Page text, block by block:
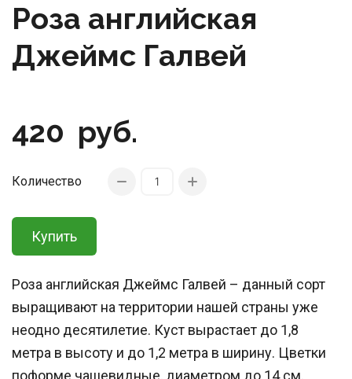
Роза английская
Джеймс Галвей
420 руб.
Количество
Купить
Роза английская Джеймс Галвей – данный сорт
выращивают на территории нашей страны уже
неодно десятилетие. Куст вырастает до 1,8
метра в высоту и до 1,2 метра в ширину. Цветки
поформе чашевидные, диаметром до 14 см,